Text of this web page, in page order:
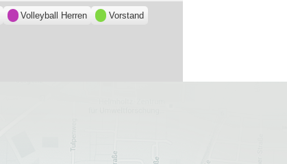
Volleyball Herren Vorstand